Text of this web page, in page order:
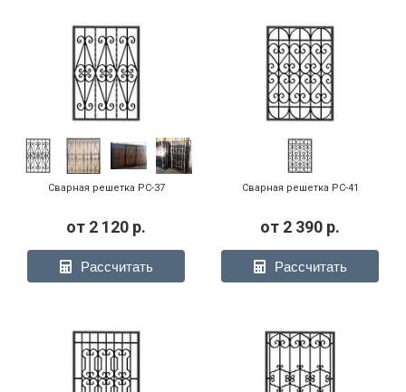
Сварная решетка РС-37
от 2 120 р.
Рассчитать
Сварная решетка РС-41
от 2 390 р.
Рассчитать